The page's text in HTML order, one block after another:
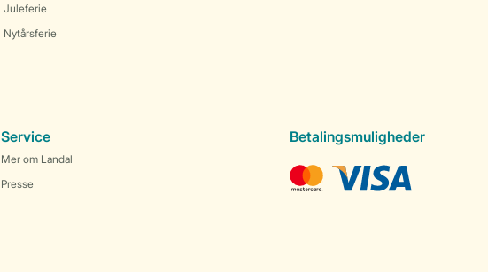
Juleferie
Nytårsferie
Service
Mer om Landal
Presse
Betalingsmuligheder